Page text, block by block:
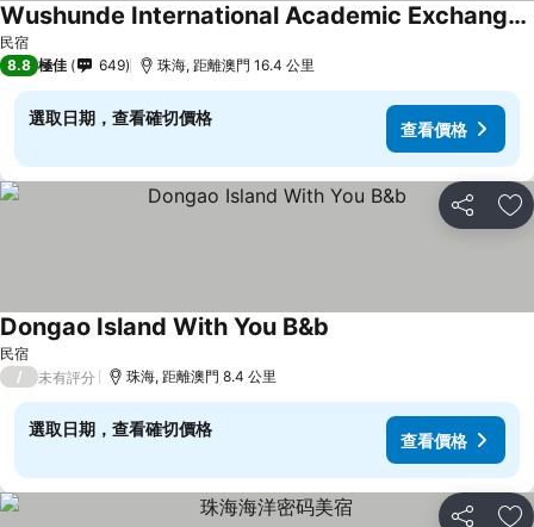
民宿
Wushunde International Academic Exchange - Zhuhai
8.8 極佳 649 珠海, 距離澳門 16.4 公里
選取日期，查看確切價格
查看價格
分享 放
民宿
Dongao Island With You B&b
/ 未有評分 珠海, 距離澳門 8.4 公里
選取日期，查看確切價格
查看價格